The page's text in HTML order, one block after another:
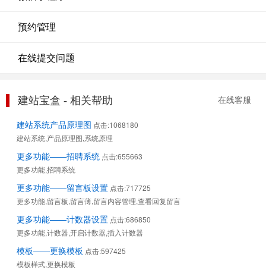
预约管理
在线提交问题
建站宝盒 - 相关帮助 在线客服
建站系统产品原理图 点击:1068180
建站系统,产品原理图,系统原理
更多功能——招聘系统 点击:655663
更多功能,招聘系统
更多功能——留言板设置 点击:717725
更多功能,留言板,留言薄,留言内容管理,查看回复留言
更多功能——计数器设置 点击:686850
更多功能,计数器,开启计数器,插入计数器
模板——更换模板 点击:597425
模板样式,更换模板